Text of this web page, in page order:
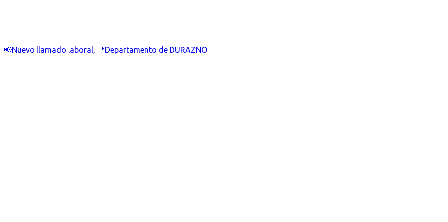
📢Nuevo llamado laboral, 📍Departamento de DURAZNO